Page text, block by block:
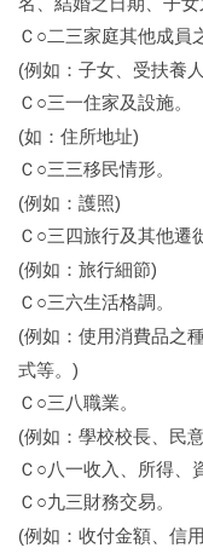
Ｃ○二三家庭其他成員
(例如：子女、受扶養
Ｃ○三一住家及設施。
(如：住所地址)
Ｃ○三三移民情形。
(例如：護照)
Ｃ○三四旅行及其他遷
(例如：旅行細節)
Ｃ○三六生活格調。
(例如：使用消費品之
式等。 )
Ｃ○三八職業。
(例如：學校校長、民
Ｃ○八一收入、所得、
Ｃ○九三財務交易。
(例如：收付金額、信